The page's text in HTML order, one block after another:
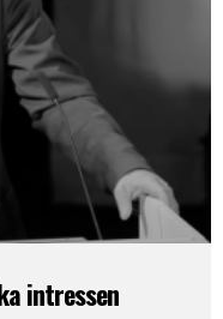
intressen